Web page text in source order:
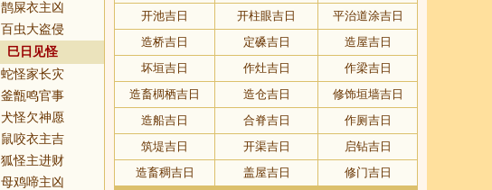
鹊屎衣主凶
百虫大盗侵
巳日见怪
蛇怪家长灾
釜甑鸣官事
犬怪欠神愿
鼠咬衣主吉
狐怪主进财
母鸡啼主凶
开池吉日
开柱眼吉日
平治道涂吉日
造桥吉日
定磉吉日
造屋吉日
坏垣吉日
作灶吉日
作梁吉日
造畜椆栖吉日
造仓吉日
修饰垣墙吉日
造船吉日
合脊吉日
作厕吉日
筑堤吉日
开渠吉日
启钻吉日
造畜稠吉日
盖屋吉日
修门吉日